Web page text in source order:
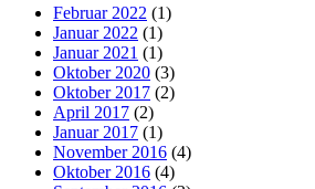
Februar 2022 (1)
Januar 2022 (1)
Januar 2021 (1)
Oktober 2020 (3)
Oktober 2017 (2)
April 2017 (2)
Januar 2017 (1)
November 2016 (4)
Oktober 2016 (4)